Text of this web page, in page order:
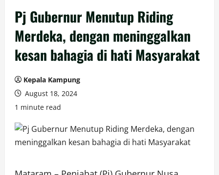
Pj Gubernur Menutup Riding
Merdeka, dengan meninggalkan
kesan bahagia di hati Masyarakat
Kepala Kampung
August 18, 2024
1 minute read